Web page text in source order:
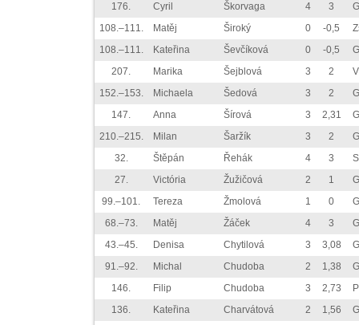
176.
Cyril Škorvaga 4 3
108.–111.
Matěj Široký 0 -0,5
108.–111.
Kateřina Ševčíková 0 -0,5
207.
Marika Šejblová 3 2
152.–153.
Michaela Šedová 3 2
147.
Anna Šírová 3 2,31
210.–215.
Milan Šaržík 3 2
32.
Štěpán Řehák 4 3
27.
Victória Žužičová 2 1
99.–101.
Tereza Žmolová 1 0
68.–73.
Matěj Žáček 4 3
43.–45.
Denisa Chytilová 3 3,08
91.–92.
Michal Chudoba 2 1,38
146.
Filip Chudoba 3 2,73
136.
Kateřina Charvátová 2 1,56